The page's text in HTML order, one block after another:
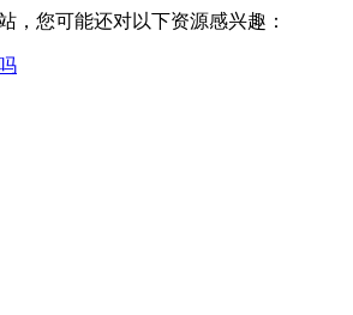
，您可能还对以下资源感兴趣：